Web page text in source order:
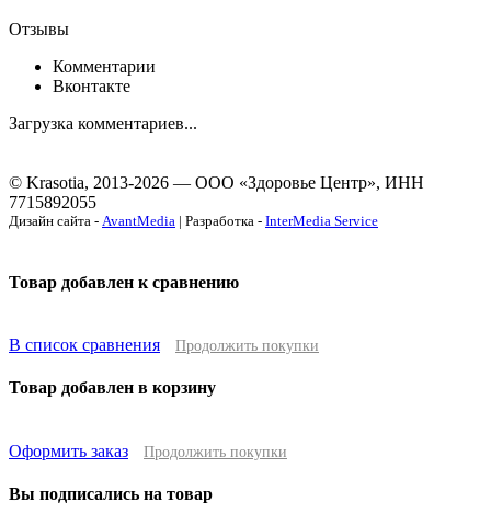
Отзывы
Комментарии
Вконтакте
Загрузка комментариев...
© Krasotia, 2013-2026 — ООО «Здоровье Центр», ИНН
7715892055
Дизайн сайта - AvantMedia | Разработка - InterMedia Service
Товар добавлен к сравнению
В список сравнения Продолжить покупки
Товар добавлен в корзину
Оформить заказ Продолжить покупки
Вы подписались на товар